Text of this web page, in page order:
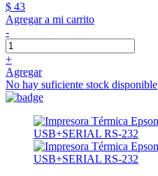
$ 43
Agregar a mi carrito
-
+
Agregar
No hay suficiente stock disponible